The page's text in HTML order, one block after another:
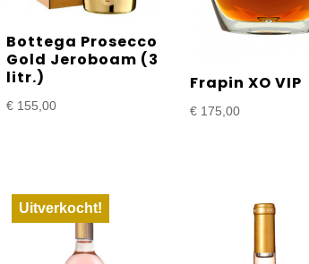
Bottega Prosecco
Gold Jeroboam (3
litr.)
€155,00
Frapin XO VIP
€175,00
Uitverkocht!